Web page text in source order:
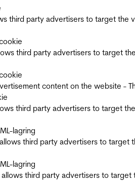
third party advertisers to target
third party advertisers to target
content on the website -
third party advertisers to target
lagring
third party advertisers to
lagring
third party advertisers to